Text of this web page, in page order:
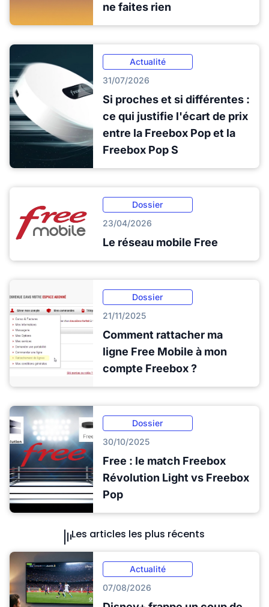
ne faites rien
Actualité
31/07/2026
Si proches et si différentes :
ce qui justifie l'écart de prix
entre la Freebox Pop et la
Freebox Pop S
Dossier
23/04/2026
Le réseau mobile Free
Dossier
21/11/2025
Comment rattacher ma
ligne Free Mobile à mon
compte Freebox ?
Dossier
30/10/2025
Free : le match Freebox
Révolution Light vs Freebox
Pop
Les articles les plus récents
Actualité
07/08/2026